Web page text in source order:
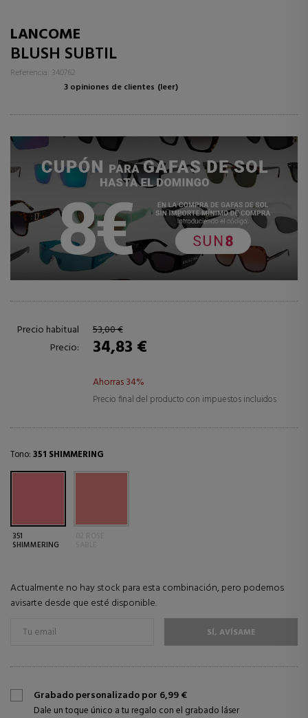
LANCOME
BLUSH SUBTIL
Referencia: 340762
3 opiniones de clientes (leer)
Precio habitual
53,00 €
Precio:
34,83 €
Ahorras 34%
Precio final del producto con impuestos incluidos
Tono: 351 SHIMMERING
351
SHIMMERING
Actualmente no hay stock para esta combinación, pero podemos
avisarte desde que esté disponible.
SÍ, AVÍSAME
Grabado personalizado por 6,99 €
Dale un toque único a tu regalo con el grabado láser